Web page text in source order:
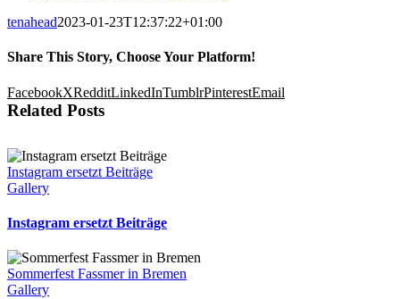
tenahead2023-01-23T12:37:22+01:00
Share This Story, Choose Your Platform!
FacebookXRedditLinkedInTumblrPinterestEmail
Related Posts
Instagram ersetzt Beiträge
Gallery
Instagram ersetzt Beiträge
Sommerfest Fassmer in Bremen
Gallery